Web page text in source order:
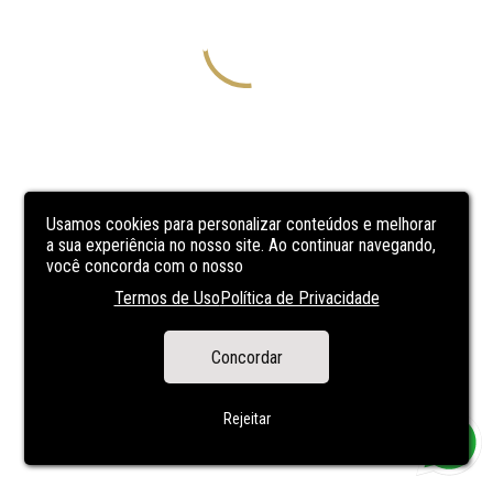
Usamos cookies para personalizar conteúdos e melhorar
a sua experiência no nosso site. Ao continuar navegando,
você concorda com o nosso
Termos de UsoPolítica de Privacidade
Concordar
Rejeitar